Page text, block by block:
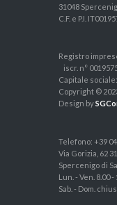
31048
C.F. e P.I.
Registro
iscr. n°
Capitale sociale:
Copyright ©
Design by
Telefono: +39
Via Gorizia, 62
Spercenigo di
Lun. - Ven. 8.00 -
Sab. - Dom.